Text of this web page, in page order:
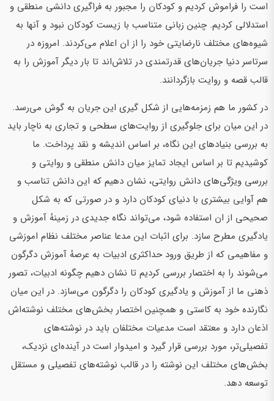
است را فراموش کردیم و کودکان را مجبور به فراگیری دانشی منطقی و
استدلالی کردیم. چنین زبانی متناسب با زیست کودکان نبود و آنها به
شیوه‌های مختلف نارضایتی خود را از ان اعلام می‌کردند. امروزه در
سرتاسر دنیا جریان‌های قدرتمندی در تلاش‌اند تا بار دیگر آموزش را به
قالب قصه و روایت بازگردانند.
در کشور ما هم زمزمه‌هایی از شکل گیری این جریان به گوش می‌رسد.
در این میان برای جلوگیری از روایت‌های سطحی و تجاری به ناچار باید
به بررسی بنیادهای این نگاه، بر اساس اندیشه و نقد پرداخت. ما
کوشیدیم تا بر اساس ایجاد تمایز میان دانش منطقی و روایتی و
بررسی ویژگی‌های دانش روایتی، نشان دهیم که این دانش تناسب و
هم آوایی بیشتری با دنیای کودکان دارد و در صورتی که به شکل
صحیحی از ان استفاده شود، می‌تواند نگاه جدیدی در زمینهٔ آموزش و
یادگیری مطرح سازد. برای اثبات این مدعا عناصر مختلف نظام اموزشی
و مفاهیمی که از طریق ورود حداکثری ادبیات به عرصهٔ آموزش دگرگون
می‌شوند را به اختصار بررسی کردیم تا نشان دهیم چگونه ادبیات، تصور
ذهنی ما از آموزش و یادگیری کودکان را دگرگون می‌سازد. در این میان
نگارنده خود به کاستی و همچنین اختصار بخش‌های مختلف نوشته‌اش
اذعان دارد و معتقد است مدعیات مختلفان باید در نوشته‌های
تفصیلی‌تر، مورد بررسی قرار گیرد و امیدوار است در آینده‌ای نزدیک،
بخش‌های مختلف این نوشته را در قالب نوشته‌های تفصیلی و مستقل
توسعه دهد.